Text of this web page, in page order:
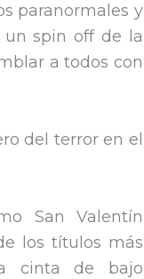
paranormales y
un spin off de la
a todos con
del terror en el
San Valentín
los títulos más
cinta de bajo